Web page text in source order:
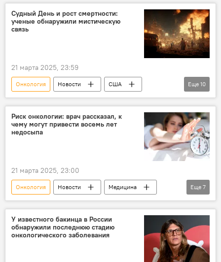
Медицина
Российская академия наук (РАН)
Судный День и рост смертности:
ученые обнаружили мистическую
связь
21 марта 2025, 23:59
Онкология Новости
США
Ученые
Исследование
конец света
Связь
Открытие
Еще 10
Риск онкологии: врач рассказал, к
чему могут привести восемь лет
недосыпа
21 марта 2025, 23:00
Онкология Новости
Медицина
Здоровье
Сон
Недосыпание
Предупреждение
врач-сомнолог
Общество
Еще 7
У известного бакинца в России
обнаружили последнюю стадию
онкологического заболевания